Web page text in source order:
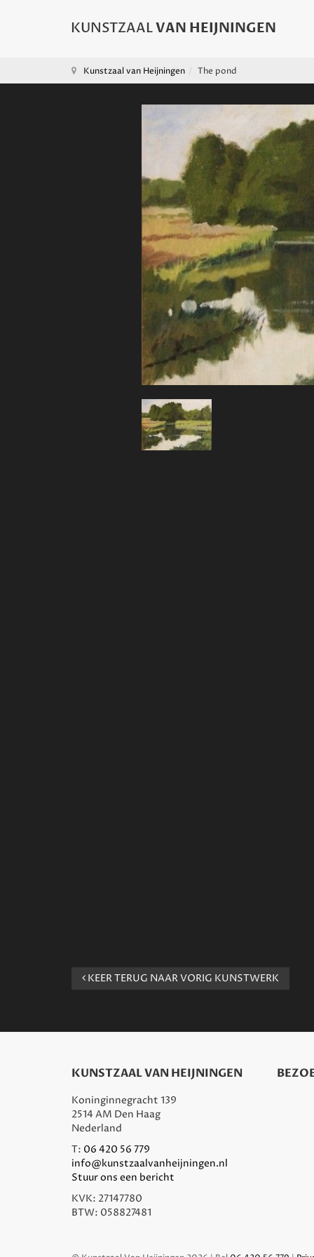
Kunstzaal van Heijningen The pond
KEER TERUG NAAR VORIG KUNSTWERK
KUNSTZAAL VAN HEIJNINGEN
Koninginnegracht 139
2514 AM Den Haag
Nederland
T: 06 420 56 779
info@kunstzaalvanheijningen.nl
Stuur ons een bericht
KVK: 27147780
BTW: 058827481